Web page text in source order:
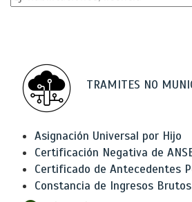
TRAMITES NO
Asignación Universal por Hijo
Certificación Negativa de
Certificado de Antecedentes
Constancia de Ingresos Brutos